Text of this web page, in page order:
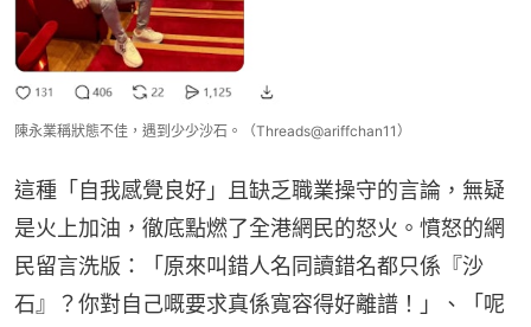
陳永業稱狀態不佳，遇到少少沙石。（Threads@ariffchan11）
這種「自我感覺良好」且缺乏職業操守的言論，無疑
是火上加油，徹底點燃了全港網民的怒火。憤怒的網
民留言洗版：「原來叫錯人名同讀錯名都只係『沙
石』？你對自己嘅要求真係寬容得好離譜！」、「呢